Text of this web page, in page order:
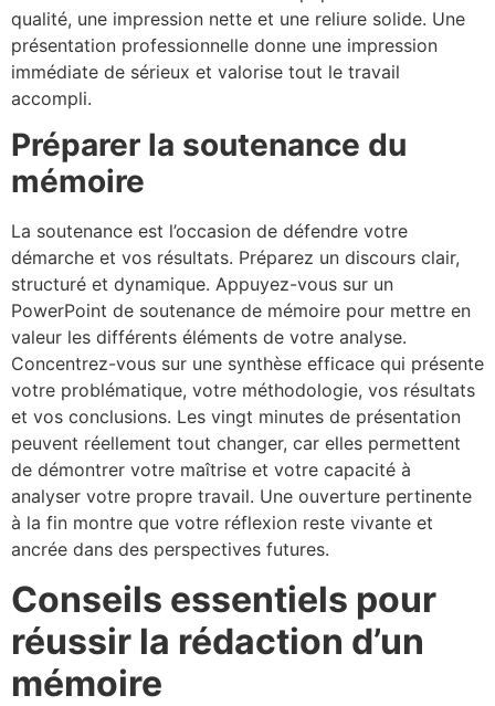
qualité, une impression nette et une reliure solide. Une
présentation professionnelle donne une impression
immédiate de sérieux et valorise tout le travail
accompli.
Préparer la soutenance du
mémoire
La soutenance est l’occasion de défendre votre
démarche et vos résultats. Préparez un discours clair,
structuré et dynamique. Appuyez-vous sur un
PowerPoint de soutenance de mémoire pour mettre en
valeur les différents éléments de votre analyse.
Concentrez-vous sur une synthèse efficace qui présente
votre problématique, votre méthodologie, vos résultats
et vos conclusions. Les vingt minutes de présentation
peuvent réellement tout changer, car elles permettent
de démontrer votre maîtrise et votre capacité à
analyser votre propre travail. Une ouverture pertinente
à la fin montre que votre réflexion reste vivante et
ancrée dans des perspectives futures.
Conseils essentiels pour
réussir la rédaction d’un
mémoire